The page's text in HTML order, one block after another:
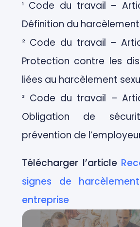
¹ Code du travail –
Définition du
² Code du travail –
Protection contre les
liées au harcèlement
³ Code du travail –
Obligation de
prévention de
Télécharger l’article
signes de
entreprise